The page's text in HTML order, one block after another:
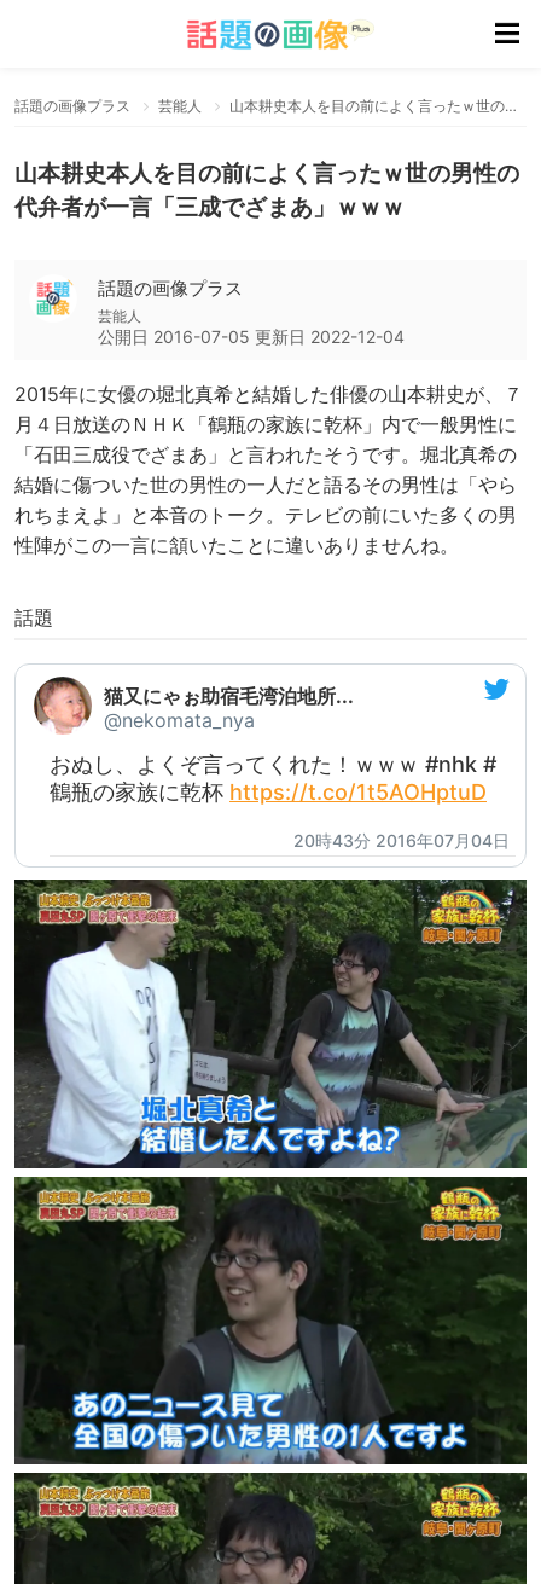
話題の画像プラス 芸能人 山本耕史本人を目の前によく言ったｗ世の男性の代弁者が一言「三成でざまあ」ｗｗｗ
山本耕史本人を目の前によく言ったｗ世の男性の
代弁者が一言「三成でざまあ」ｗｗｗ
話題の画像プラス
芸能人
公開日 2016-07-05 更新日 2022-12-04
2015年に女優の堀北真希と結婚した俳優の山本耕史が、７
月４日放送のＮＨＫ「鶴瓶の家族に乾杯」内で一般男性に
「石田三成役でざまあ」と言われたそうです。堀北真希の
結婚に傷ついた世の男性の一人だと語るその男性は「やら
れちまえよ」と本音のトーク。テレビの前にいた多くの男
性陣がこの一言に頷いたことに違いありませんね。
話題
猫又にゃぉ助宿毛湾泊地所...
@nekomata_nya
おぬし、よくぞ言ってくれた！ｗｗｗ #nhk #
鶴瓶の家族に乾杯 https://t.co/1t5AOHptuD
20時43分 2016年07月04日